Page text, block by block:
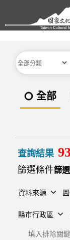
跳到主要內容區
分類
全部
查詢結果
篩選條件
資料來源
縣市行政區
排除關鍵字